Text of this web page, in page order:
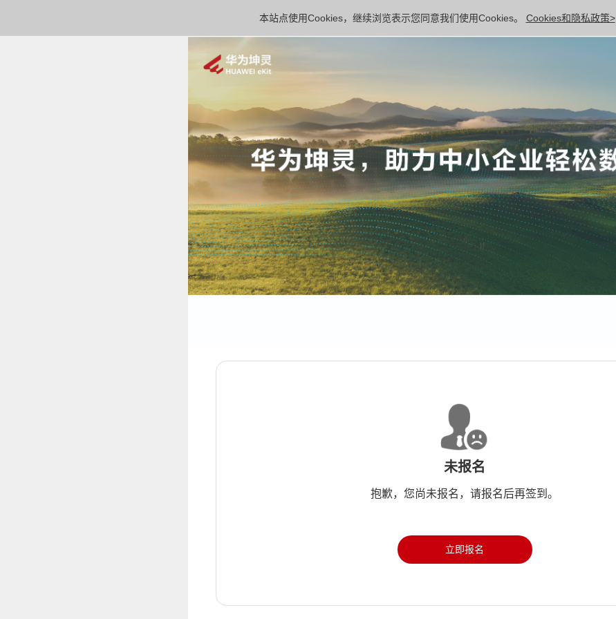
本站点使用Cookies，继续浏览表示您同意我们使用Cookies。 Cookies和隐私政策>
未报名
抱歉，您尚未报名，请报名后再签到。
立即报名